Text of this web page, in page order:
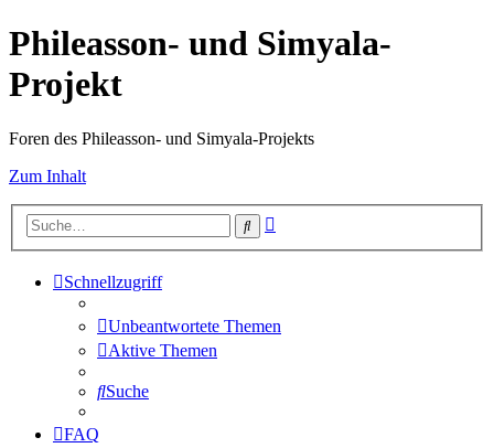
Phileasson- und Simyala-
Projekt
Foren des Phileasson- und Simyala-Projekts
Zum Inhalt
Suche
Schnellzugriff
Unbeantwortete Themen
Aktive Themen
Suche
FAQ